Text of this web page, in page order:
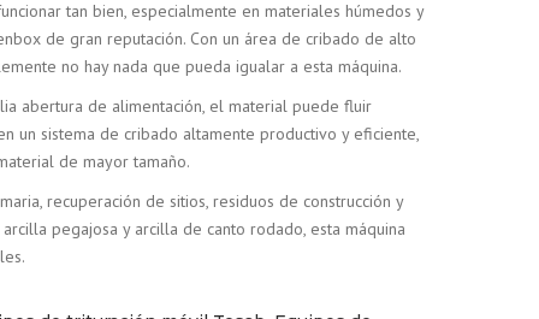
tan bien, especialmente en materiales húmedos y
de gran reputación. Con un área de cribado de alto
no hay nada que pueda igualar a esta máquina.
abertura de alimentación, el material puede fluir
un sistema de cribado altamente productivo y eficiente,
de mayor tamaño.
recuperación de sitios, residuos de construcción y
pegajosa y arcilla de canto rodado, esta máquina